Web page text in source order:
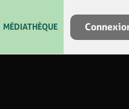
MÉDIATHÈQUE